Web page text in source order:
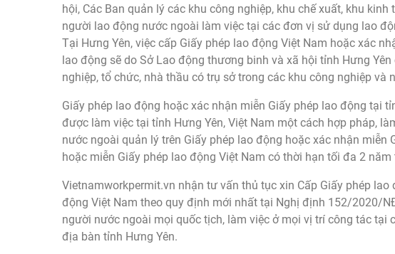
hội, Các Ban quản lý các khu công nghiệp, khu chế xuất, khu
người lao động nước ngoài làm việc tại các đơn vị sử dụng lao
Tại Hưng Yên, việc cấp Giấy phép lao động Việt Nam hoặc xác
lao động sẽ do Sở Lao động thương binh và xã hội tỉnh Hưng
nghiệp, tổ chức, nhà thầu có trụ sở trong các khu công nghiệp và
Giấy phép lao động hoặc xác nhận miễn Giấy phép lao động tại
được làm việc tại tỉnh Hưng Yên, Việt Nam một cách hợp pháp,
nước ngoài quản lý trên Giấy phép lao động hoặc xác nhận miễn
hoặc miễn Giấy phép lao động Việt Nam có thời hạn tối đa 2
Vietnamworkpermit.vn nhận tư vấn thủ tục xin Cấp Giấy phép
động Việt Nam theo quy định mới nhất tại Nghị định 152/2020/
người nước ngoài mọi quốc tịch, làm việc ở mọi vị trí công tác tại
địa bàn tỉnh Hưng Yên.